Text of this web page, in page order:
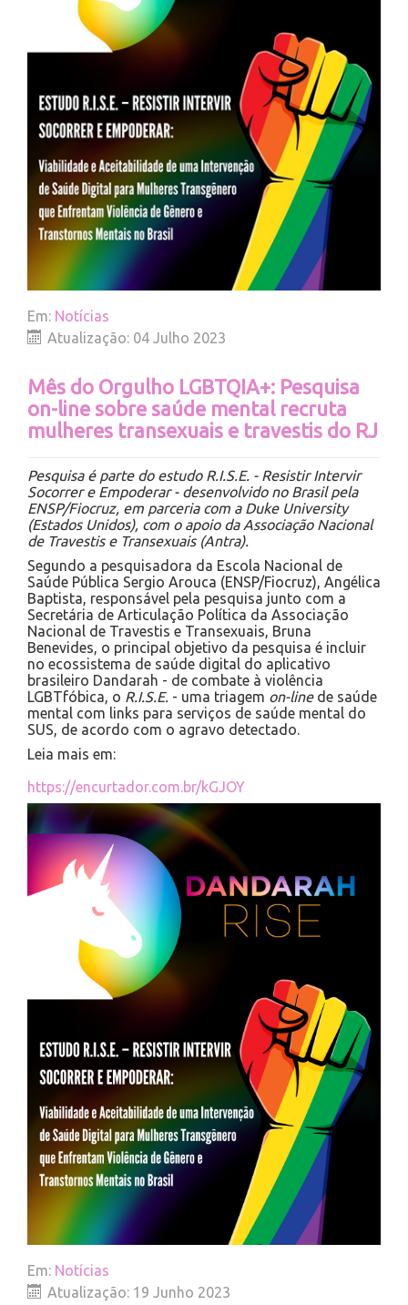
Em: Notícias
Atualização: 04 Julho 2023
Mês do Orgulho LGBTQIA+: Pesquisa
on-line sobre saúde mental recruta
mulheres transexuais e travestis do RJ
Pesquisa é parte do estudo R.I.S.E. - Resistir Intervir
Socorrer e Empoderar - desenvolvido no Brasil pela
ENSP/Fiocruz, em parceria com a Duke University
(Estados Unidos), com o apoio da Associação Nacional
de Travestis e Transexuais (Antra).
Segundo a pesquisadora da Escola Nacional de
Saúde Pública Sergio Arouca (ENSP/Fiocruz), Angélica
Baptista, responsável pela pesquisa junto com a
Secretária de Articulação Política da Associação
Nacional de Travestis e Transexuais, Bruna
Benevides, o principal objetivo da pesquisa é incluir
no ecossistema de saúde digital do aplicativo
brasileiro Dandarah - de combate à violência
LGBTfóbica, o R.I.S.E. - uma triagem on-linede saúde
mental com links para serviços de saúde mental do
SUS, de acordo com o agravo detectado.
Leia mais em:
https://encurtador.com.br/kGJOY
Em: Notícias
Atualização: 19 Junho 2023